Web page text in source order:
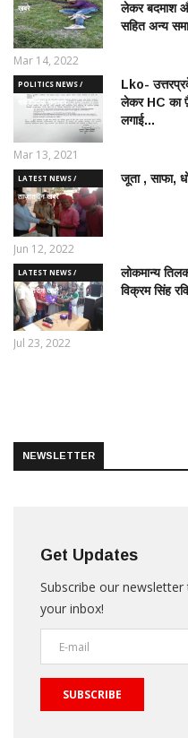
ख़बरे
लेकर बदमाश
सहित अन्य
Mar 14, 2022
POLITICS NEWS /
राजनीतिक समाचार
Lko-
लेकर HC का
लगाई...
Mar 13, 2021
LATEST NEWS /
ताज़ातरीन खबरें
जूता , साफा,
Jun 12, 2022
LATEST NEWS /
ताज़ातरीन खबरें
लोकमान्य
विक्रम सिंह रवि
Jul 23, 2022
NEWSLETTER
Get Updates
Subscribe our
your inbox!
SUBSCRIBE